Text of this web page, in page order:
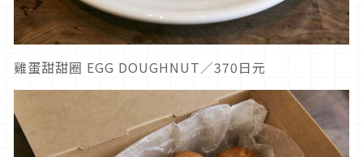
雞蛋甜甜圈 EGG DOUGHNUT／370日元